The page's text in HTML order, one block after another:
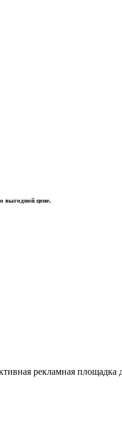
выгодной цене.
рекламная площадка